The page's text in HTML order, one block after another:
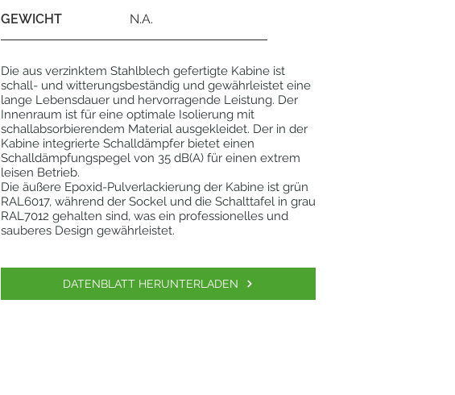
GEWICHT N.A.
Die aus verzinktem Stahlblech gefertigte Kabine ist
schall- und witterungsbeständig und gewährleistet eine
lange Lebensdauer und hervorragende Leistung. Der
Innenraum ist für eine optimale Isolierung mit
schallabsorbierendem Material ausgekleidet. Der in der
Kabine integrierte Schalldämpfer bietet einen
Schalldämpfungspegel von 35 dB(A) für einen extrem
leisen Betrieb.
Die äußere Epoxid-Pulverlackierung der Kabine ist grün
RAL6017, während der Sockel und die Schalttafel in grau
RAL7012 gehalten sind, was ein professionelles und
sauberes Design gewährleistet.
DATENBLATT HERUNTERLADEN